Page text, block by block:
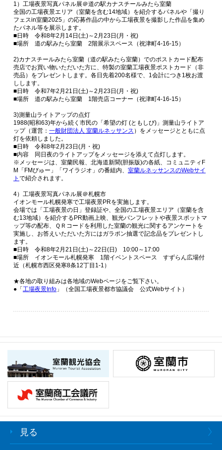
1）工場夜景写真パネル展＠道の駅カナスチールみたら室蘭
全国の工場夜景エリア（室蘭を含む14地域）を紹介するパネルや「撮り
フェスin室蘭2025」の応募作品の中から工場夜景を撮影した作品を集め
たパネル等を展示します。
■日時 令和8年2月14日(土)～2月23日(月・祝)
■場所 道の駅みたら室蘭 2階展示スペース（祝津町4-16-15）
2)カナスチールみたら室蘭（道の駅みたら室蘭）でのポストカード配布
売店でお買い物いただいた方に、特製の室蘭工場夜景ポストカード（非
売品）をプレゼントします。各日先着200名様で、1会計につき1枚お渡
しします。
■日時 令和7年2月21日(土)～2月23日(月・祝)
■場所 道の駅みたら室蘭 1階売店コーナー（祝津町4-16-15）
3)測量山ライトアップの点灯
1988(昭和63)年から続く市民の「希望の灯 (ともしび)」測量山ライトア
ップ（運営： 一般財団法人 室蘭ルネッサンス ）をメッセージとともに点
灯を依頼しました。
■日時 令和8年2月23日(月・祝)
■内容 同日夜のライトアップをメッセージを添えて点灯します。
※メッセージは、室蘭民報、北海道新聞(胆振版)の各紙、コミュニティF
M「FMびゅー」「ワイラジオ」の番組内、 室蘭ルネッサンスのWebサイ
ト で紹介されます。
4）工場夜景写真パネル展＠札幌市
イオンモール札幌発寒で工場夜景PRを実施します。
会場では「工場夜景の日」登録証や、全国の工場夜景エリア（室蘭を含
む13地域）を紹介するPR動画上映、観光パンフレットや夜景スポットマ
ップ等の配布、ＱＲコードを利用した室蘭の観光に関するアンケートを
実施し、お答えいただいた方にはガラポン抽選で記念品をプレゼントし
ます。
■日時 令和8年2月21日(土)～22日(日) 10:00～17:00
■場所 イオンモール札幌発寒 1階イベントスペース すずらん広場付
近（札幌市西区発寒8条12丁目1-1）
★各地の取り組みは各地域のWebページをご覧下さい。
●「 工場夜景Info 」（全国工場夜景都市協議会 公式Webサイト）
見る